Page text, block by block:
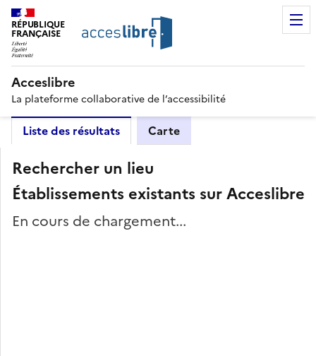
RÉPUBLIQUE
FRANÇAISE
Acceslibre
La plateforme collaborative de l’accessibilité
Liste des résultats Carte
Rechercher un lieu
Établissements existants sur Acceslibre
En cours de chargement...